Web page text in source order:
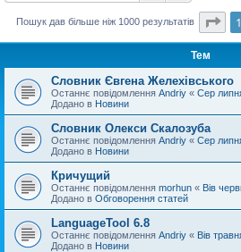
Пошук дав більше ніж 1000 результатів 1
Тем
Словник Євгена Желехівського
Останнє повідомлення Andriy « Сер
Додано в Новини
Словник Олекси Скалозуба
Останнє повідомлення Andriy « Сер
Додано в Новини
Кричущий
Останнє повідомлення morhun « Вів
Додано в Обговорення статей
LanguageTool 6.8
Останнє повідомлення Andriy « Вів
Додано в Новини